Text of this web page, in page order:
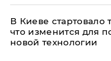
В Киеве стартовало
что изменится для
новой технологии